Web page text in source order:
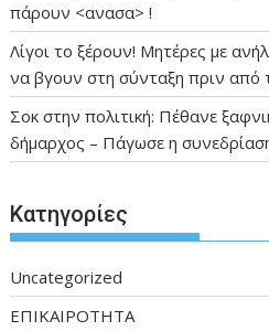
πάρουν <ανασα> !
Λίγοι το ξέρουν! Μητέρες με
να βγουν στη σύνταξη πριν από
Σοκ στην πολιτική: Πέθανε
δήμαρχος – Πάγωσε η
Kατηγορίες
Uncategorized
ΕΠΙΚΑΙΡΟΤΗΤΑ